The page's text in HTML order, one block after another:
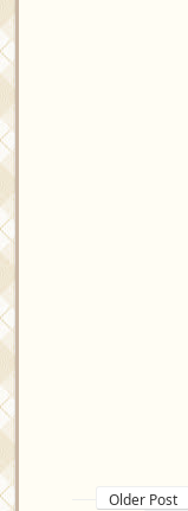
Older Post